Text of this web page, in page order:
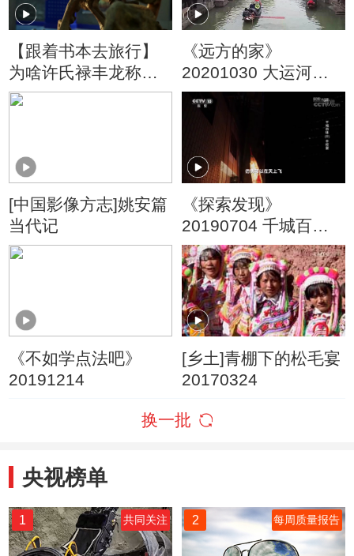
【跟着书本去旅行】
为啥许氏禄丰龙称得
上是“中华第一龙”？
《远方的家》
20201030 大运河
（5） 运河往事 古镇
酱香
[中国影像方志]姚安篇
当代记
《探索发现》
20190704 千城百味
（十）丰收宴
《不如学点法吧》
20191214
[乡土]青棚下的松毛宴
20170324
换一批
央视榜单
1 共同关注 2 每周质量报告